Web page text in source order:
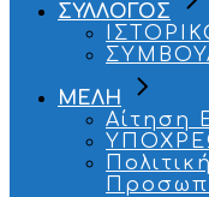
ΣΥΛΛΟΓΟΣ
ΜΕΛΗ
Αίτηση